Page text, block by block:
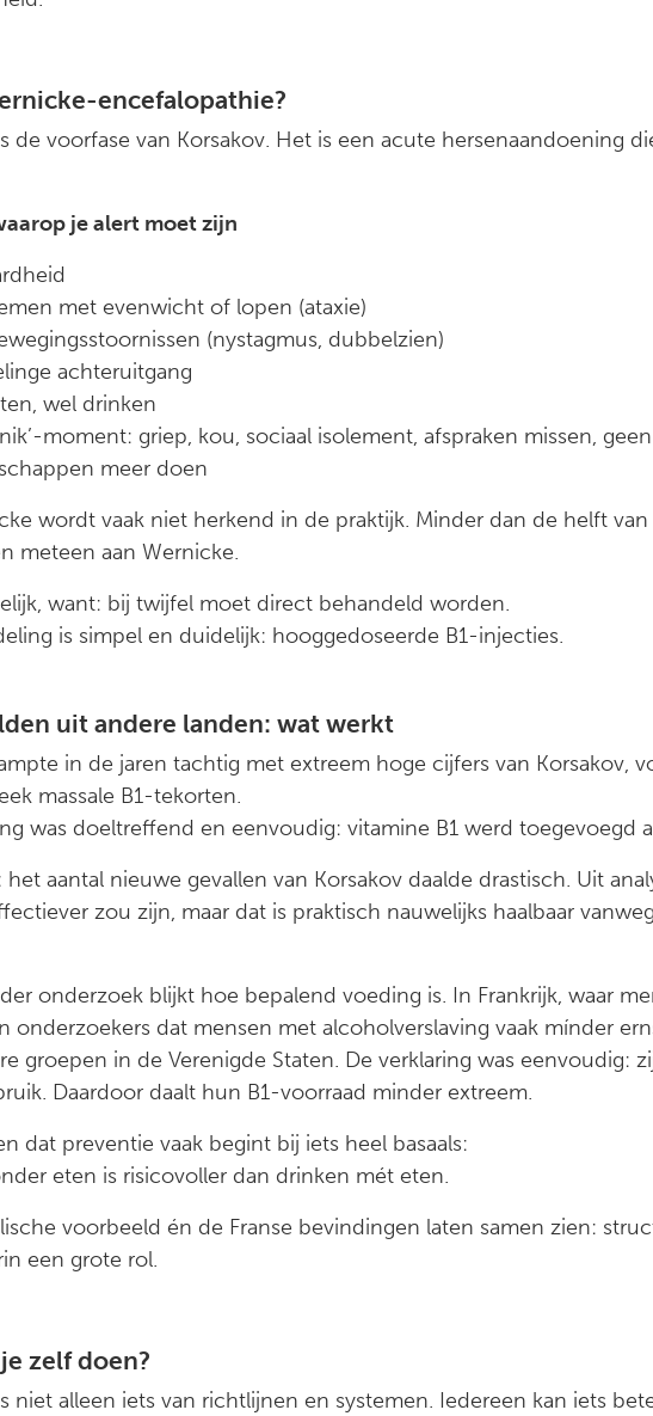
encefalopathie?
de voorfase van Korsakov. Het is een acute hersenaandoening
je alert moet zijn
met evenwicht of lopen (ataxie)
(nystagmus, dubbelzien)
achteruitgang
wel drinken
moment: griep, kou, sociaal isolement, afspraken missen, geen
meer doen
wordt vaak niet herkend in de praktijk. Minder dan de helft
meteen aan Wernicke.
want: bij twijfel moet direct behandeld worden.
is simpel en duidelijk: hooggedoseerde B1-injecties.
uit andere landen: wat werkt
in de jaren tachtig met extreem hoge cijfers van Korsakov,
massale B1-tekorten.
was doeltreffend en eenvoudig: vitamine B1 werd toegevoegd
aantal nieuwe gevallen van Korsakov daalde drastisch. Uit
zou zijn, maar dat is praktisch nauwelijks haalbaar
onderzoek blijkt hoe bepalend voeding is. In Frankrijk, waar
onderzoekers dat mensen met alcoholverslaving vaak mínder
groepen in de Verenigde Staten. De verklaring was eenvoudig:
Daardoor daalt hun B1-voorraad minder extreem.
dat preventie vaak begint bij iets heel basaals:
eten is risicovoller dan drinken mét eten.
voorbeeld én de Franse bevindingen laten samen zien:
een grote rol.
zelf doen?
niet alleen iets van richtlijnen en systemen. Iedereen kan iets